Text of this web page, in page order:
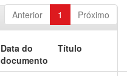
Anterior 1 Próximo
Data do
documento
Título